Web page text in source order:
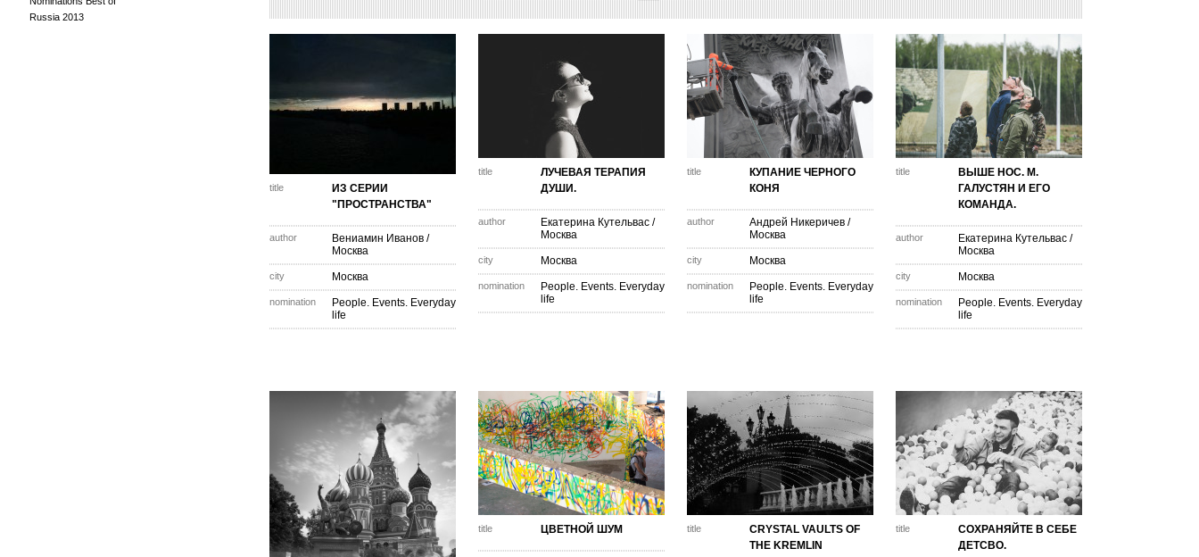
Russia 2013
title
ИЗ СЕРИИ
"ПРОСТРАНСТВА"
author Вениамин Иванов /
Москва
city Москва
nomination
People. Events. Everyday
life
title
ЛУЧЕВАЯ ТЕРАПИЯ
ДУШИ.
author Екатерина Кутельвас /
Москва
city Москва
nomination
People. Events. Everyday
life
title
КУПАНИЕ ЧЕРНОГО
КОНЯ
author Андрей Никеричев /
Москва
city Москва
nomination
People. Events. Everyday
life
title
ВЫШЕ НОС. М.
ГАЛУСТЯН И ЕГО
КОМАНДА.
author Екатерина Кутельвас /
Москва
city Москва
nomination
People. Events. Everyday
life
title ЦВЕТНОЙ ШУМ title
CRYSTAL VAULTS OF
THE KREMLIN
title
СОХРАНЯЙТЕ В СЕБЕ
ДЕТСВО.